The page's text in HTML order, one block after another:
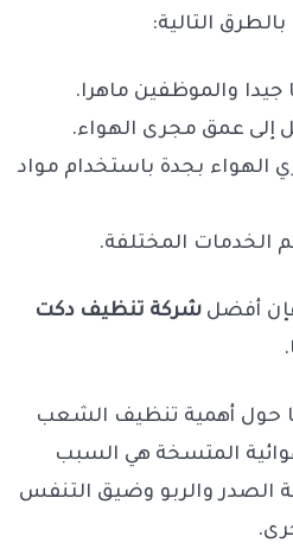
التالية:
جيدا والموظفين ماهرا.
إلى عمق مجرى الهواء.
الهواء بجدة باستخدام مواد
الخدمات المختلفة.
أفضل شركة تنظيف دكت
حول أهمية تنظيف الشعب
المتسخة هي السبب
الصدر والربو وضيق التنفس